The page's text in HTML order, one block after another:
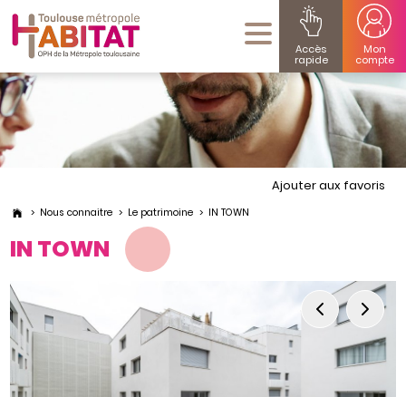
Accès
rapide
Mon
compte
Nous connaitre Le patrimoine IN TOWN
Ajouter aux favoris
IN TOWN